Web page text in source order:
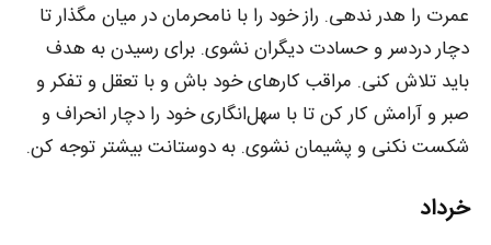
عمرت را هدر ندهی. راز خود را با نامحرمان در میان مگذار تا
دچار دردسر و حسادت دیگران نشوی. برای رسیدن به هدف
باید تلاش کنی. مراقب کارهای خود باش و با تعقل و تفکر و
صبر و آرامش کار کن تا با سهل‌انگاری خود را دچار انحراف و
شکست نکنی و پشیمان نشوی. به دوستانت بیشتر توجه کن.
خرداد